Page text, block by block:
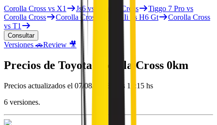
Corolla Cross vs X1 Js6 vs Corolla Cross
Tiggo 7 Pro vs
Corolla Cross
Corolla Cross vs X55 Ii vs H6 Gt
Corolla Cross
vs T1
Consultar
Versiones 🚗Review 🎥
Precios de Toyota Corolla Cross 0km
Precios actualizados el 07/08/2026 a las 10:15 hs
6 versiones.